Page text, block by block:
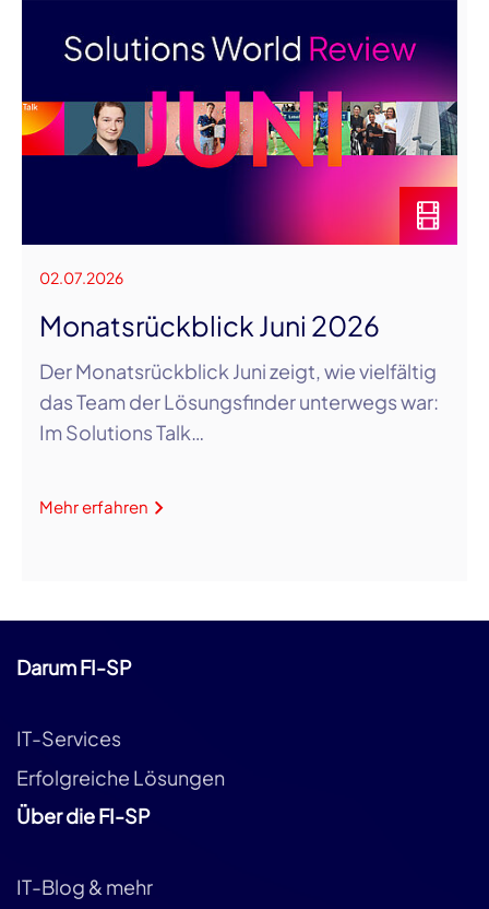
02.07.2026
Monatsrückblick Juni 2026
Der Monatsrückblick Juni zeigt, wie vielfältig
das Team der Lösungsfinder unterwegs war:
Im Solutions Talk…
Mehr erfahren
Darum FI-SP
IT-Services
Erfolgreiche Lösungen
Über die FI-SP
IT-Blog & mehr